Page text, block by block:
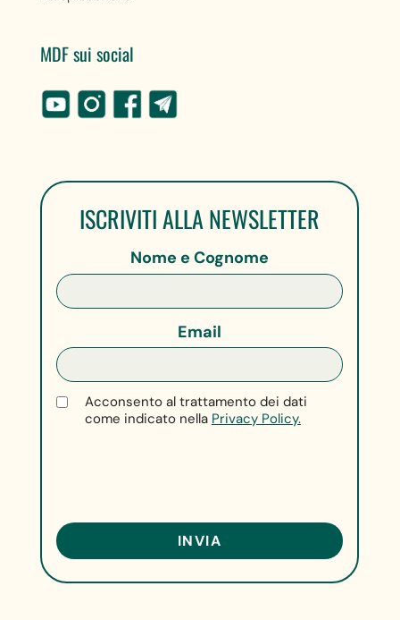
MDF sui social
ISCRIVITI ALLA NEWSLETTER
Nome e Cognome
Email
Acconsento al trattamento dei dati
come indicato nella Privacy Policy.